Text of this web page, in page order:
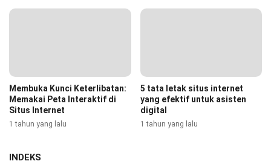
Membuka Kunci Keterlibatan:
Memakai Peta Interaktif di
Situs Internet
1 tahun yang lalu
5 tata letak situs internet
yang efektif untuk asisten
digital
1 tahun yang lalu
INDEKS